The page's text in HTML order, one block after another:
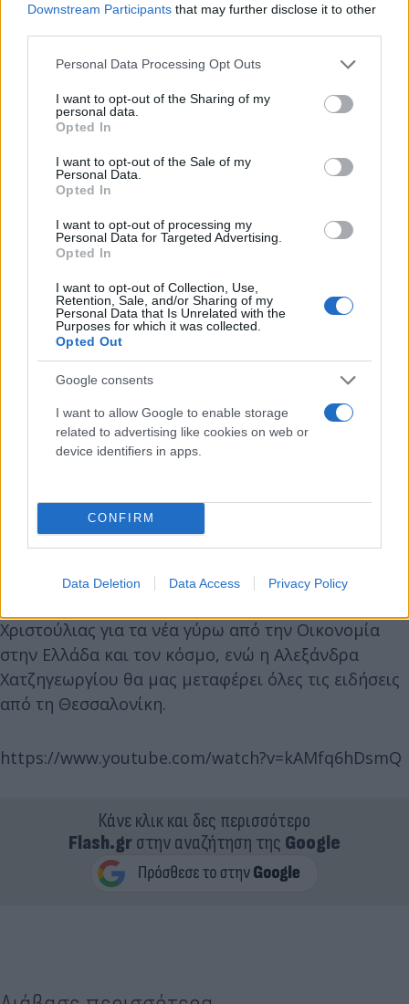
Downstream Participants that may further disclose it to other
Please note that this website/app uses one or more Google
not limited to your visit or usage behaviour. You may click to
grant or deny consent to Google and its third-party tags to
use your data for below specified purposes in below Google
consent section.
Personal Data Processing Opt Outs
I want to opt-out of the Sharing of my
personal data.
Opted In
I want to opt-out of the Sale of my
Personal Data.
Opted In
I want to opt-out of processing my
Personal Data for Targeted Advertising.
Opted In
I want to opt-out of Collection, Use,
Retention, Sale, and/or Sharing of my
Personal Data that Is Unrelated with the
Purposes for which it was collected.
Opted Out
Google consents
I want to allow Google to enable storage
related to advertising like cookies on web or
device identifiers in apps.
CONFIRM
Data Deletion Data Access Privacy Policy
Μαζί με τη δημοσιογραφική ομάδα της εκπομπής,
θα δίνουν απαντήσεις σε όλες τις ερωτήσεις των
τηλεθεατών, θα υποδέχονται καλεσμένους, θα
γνωρίζουμε και θα λένε την μακροβιότερη και πιο
διαχρονική καλημέρα της μικρής οθόνης.
O Γιώργος Γρηγοριάδης θα μας ενημερώνει για όλα
Χριστούλιας για τα νέα γύρω από την Οικονομία
στην Ελλάδα και τον κόσμο, ενώ η Αλεξάνδρα
Χατζηγεωργίου θα μας μεταφέρει όλες τις ειδήσεις
από τη Θεσσαλονίκη.
https://www.youtube.com/watch?v=kAMfq6hDsmQ
Κάνε κλικ και δες περισσότερο
Flash.grστην αναζήτηση της Google